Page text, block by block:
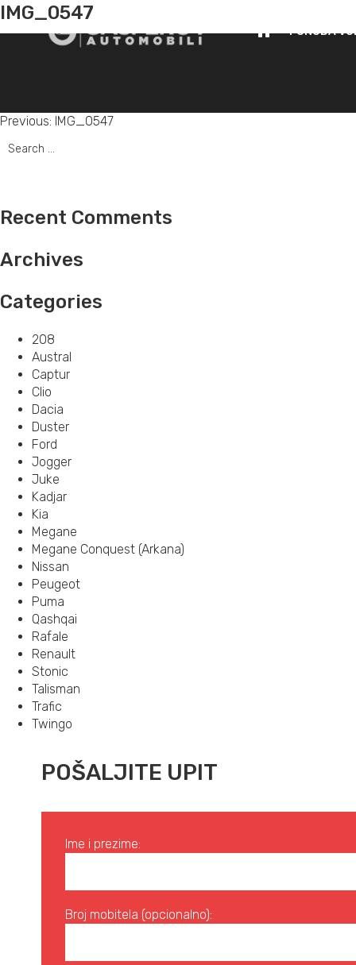
PONUDA
IMG_0547
Post
navigation
Previous: IMG_0547
for:
Recent Comments
Archives
Categories
208
Austral
Captur
Clio
Dacia
Duster
Ford
Jogger
Juke
Kadjar
Kia
Megane
Megane Conquest (Arkana)
Nissan
Peugeot
Puma
Qashqai
Rafale
Renault
Stonic
Talisman
Trafic
Twingo
POŠALJITE UPIT
Ime i prezime:
Broj mobitela (opcionalno):